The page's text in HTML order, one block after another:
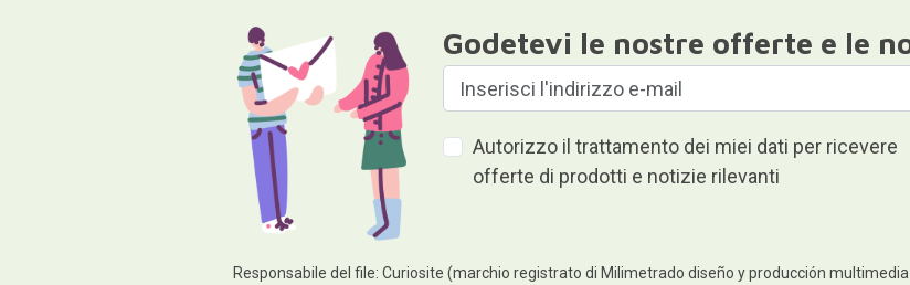
Godetevi le nostre offerte e le
Autorizzo il trattamento dei miei dati per ricevere
offerte di prodotti e notizie rilevanti
Responsabile del file: Curiosite (marchio registrato di Milimetrado diseño y producción